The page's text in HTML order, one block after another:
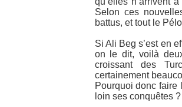
Selon ces
battus, et tout le
Si Ali Beg s’est en
on le dit, voilà
croissant des
certainement
Pourquoi donc faire
loin ses conquêtes ?